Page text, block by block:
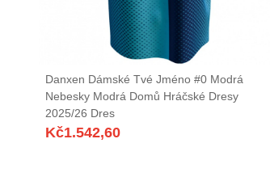
Danxen Dámské Tvé Jméno #0 Modrá
Nebesky Modrá Domů Hráčské Dresy
2025/26 Dres
Kč1.542,60